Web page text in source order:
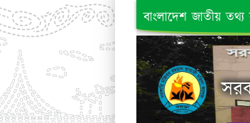
বাংলাদেশ জাতীয় তথ্য